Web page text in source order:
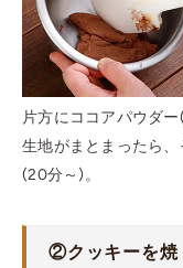
片方にココアパウダ
生地がまとまったら
(20分～)。
②クッキーを焼